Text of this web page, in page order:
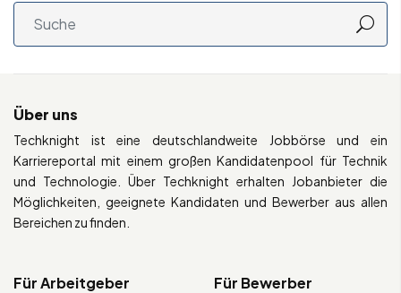
Über uns
Techknight ist eine deutschlandweite Jobbörse und ein
Karriereportal mit einem großen Kandidatenpool für Technik
und Technologie. Über Techknight erhalten Jobanbieter die
Möglichkeiten, geeignete Kandidaten und Bewerber aus allen
Bereichen zu finden.
Für Arbeitgeber Für Bewerber